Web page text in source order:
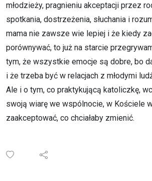
młodzieży, pragnieniu akceptacji przez
spotkania, dostrzeżenia, słuchania i
mama nie zawsze wie lepiej i że kiedy
porównywać, to już na starcie
tym, że wszystkie emocje są dobre, bo
i że trzeba być w relacjach z młodymi
Ale i o tym, co praktykującą katoliczkę,
swoją wiarę we wspólnocie, w Kościele
zaakceptować, co chciałaby zmienić.